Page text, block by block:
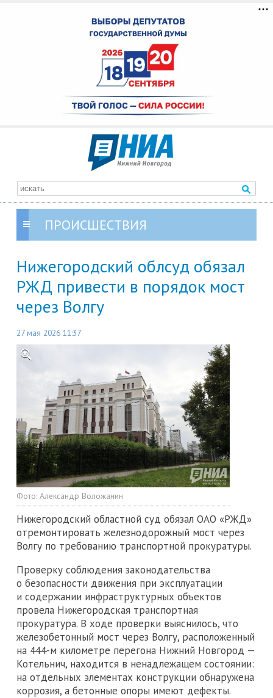
ПРОИСШЕСТВИЯ
Нижегородский облсуд обязал
РЖД привести в порядок мост
через Волгу
27 мая 2026 11:37
Фото: Александр Воложанин
Нижегородский областной суд обязал ОАО «РЖД»
отремонтировать железнодорожный мост через
Волгу по требованию транспортной прокуратуры.
Проверку соблюдения законодательства
о безопасности движения при эксплуатации
и содержании инфраструктурных объектов
провела Нижегородская транспортная
прокуратура. В ходе проверки выяснилось, что
железобетонный мост через Волгу, расположенный
на 444-м километре перегона Нижний Новгород —
Котельнич, находится в ненадлежащем состоянии:
на отдельных элементах конструкции обнаружена
коррозия, а бетонные опоры имеют дефекты.